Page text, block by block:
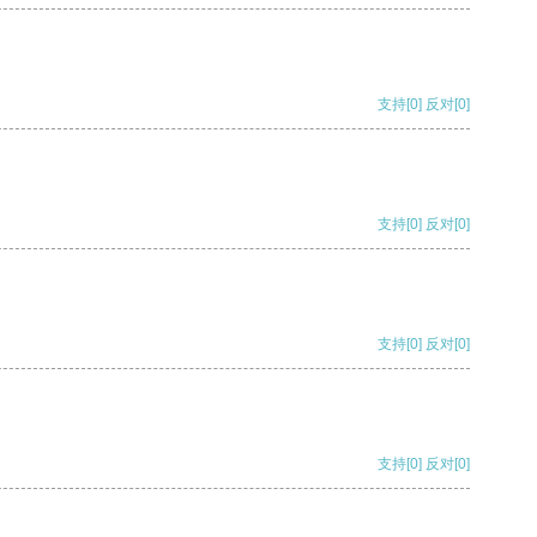
支持[0] 反对[0]
支持[0] 反对[0]
支持[0] 反对[0]
支持[0] 反对[0]